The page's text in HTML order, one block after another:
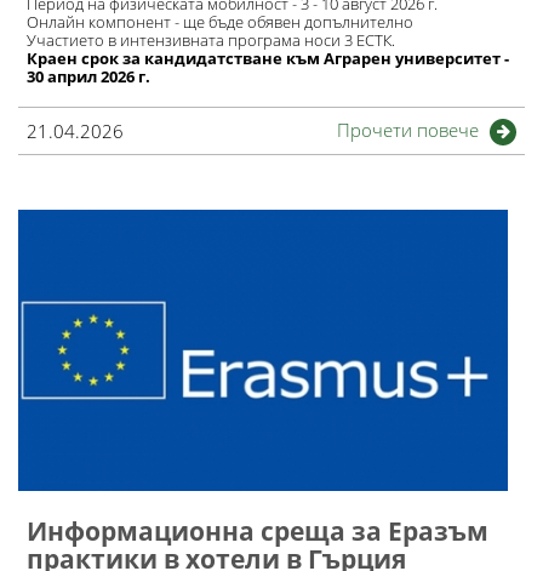
Онлайн компонент - ще бъде обявен допълнително
Участието в интензивната програма носи 3 ЕСТК.
Краен срок за кандидатстване към Аграрен университет -
30 април 2026 г.
21.04.2026 Прочети повече
Информационна среща за Еразъм
практики в хотели в Гърция